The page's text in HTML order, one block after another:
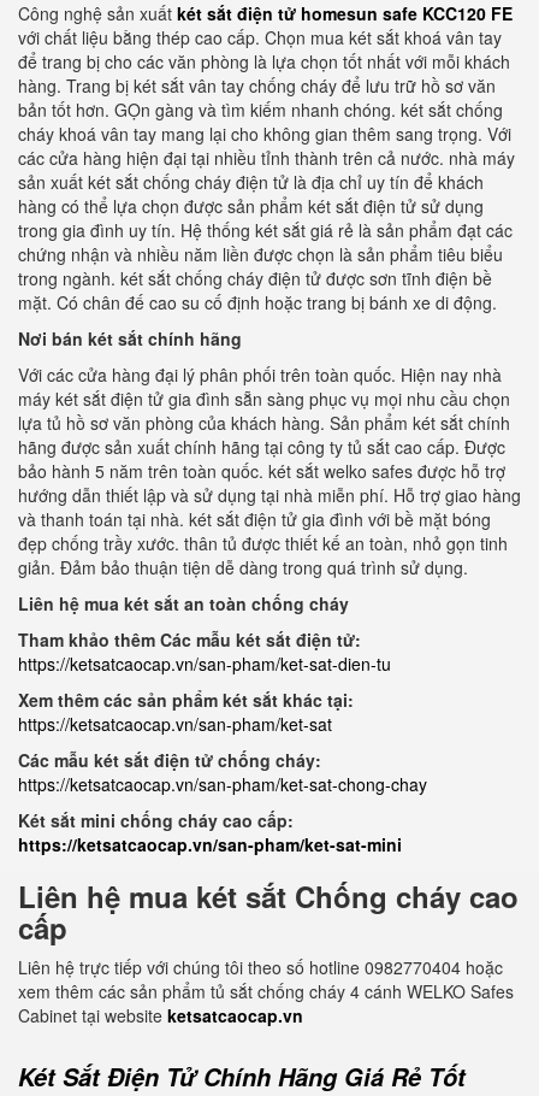
Công nghệ sản xuất két sắt điện tử homesun safe KCC120 FE
với chất liệu bằng thép cao cấp. Chọn mua két sắt khoá vân tay
để trang bị cho các văn phòng là lựa chọn tốt nhất với mỗi khách
hàng. Trang bị két sắt vân tay chống cháy để lưu trữ hồ sơ văn
bản tốt hơn. GỌn gàng và tìm kiếm nhanh chóng. két sắt chống
cháy khoá vân tay mang lại cho không gian thêm sang trọng. Với
các cửa hàng hiện đại tại nhiều tỉnh thành trên cả nước. nhà máy
sản xuất két sắt chống cháy điện tử là địa chỉ uy tín để khách
hàng có thể lựa chọn được sản phẩm két sắt điện tử sử dụng
trong gia đình uy tín. Hệ thống két sắt giá rẻ là sản phẩm đạt các
chứng nhận và nhiều năm liền được chọn là sản phẩm tiêu biểu
trong ngành. két sắt chống cháy điện tử được sơn tĩnh điện bề
mặt. Có chân đế cao su cố định hoặc trang bị bánh xe di động.
Nơi bán két sắt chính hãng
Với các cửa hàng đại lý phân phối trên toàn quốc. Hiện nay nhà
máy két sắt điện tử gia đình sẵn sàng phục vụ mọi nhu cầu chọn
lựa tủ hồ sơ văn phòng của khách hàng. Sản phẩm két sắt chính
hãng được sản xuất chính hãng tại công ty tủ sắt cao cấp. Được
bảo hành 5 năm trên toàn quốc. két sắt welko safes được hỗ trợ
hướng dẫn thiết lập và sử dụng tại nhà miễn phí. Hỗ trợ giao hàng
và thanh toán tại nhà. két sắt điện tử gia đình với bề mặt bóng
đẹp chống trầy xước. thân tủ được thiết kế an toàn, nhỏ gọn tinh
giản. Đảm bảo thuận tiện dễ dàng trong quá trình sử dụng.
Liên hệ mua két sắt an toàn chống cháy
Tham khảo thêm Các mẫu két sắt điện tử:
https://ketsatcaocap.vn/san-pham/ket-sat-dien-tu
Xem thêm các sản phẩm két sắt khác tại:
https://ketsatcaocap.vn/san-pham/ket-sat
Các mẫu két sắt điện tử chống cháy:
https://ketsatcaocap.vn/san-pham/ket-sat-chong-chay
Két sắt mini chống cháy cao cấp:
https://ketsatcaocap.vn/san-pham/ket-sat-mini
Liên hệ mua két sắt Chống cháy cao
cấp
Liên hệ trực tiếp với chúng tôi theo số hotline 0982770404 hoặc
xem thêm các sản phẩm tủ sắt chống cháy 4 cánh WELKO Safes
Cabinet tại website ketsatcaocap.vn
Két Sắt Điện Tử Chính Hãng Giá Rẻ Tốt